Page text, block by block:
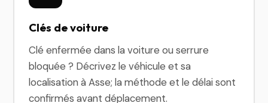
Clés de voiture
Clé enfermée dans la voiture ou serrure
bloquée ? Décrivez le véhicule et sa
localisation à Asse; la méthode et le délai sont
confirmés avant déplacement.